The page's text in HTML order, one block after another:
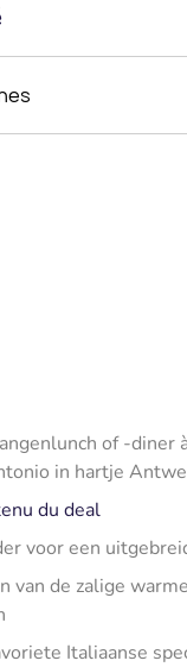
of -diner
in hartje
du deal
voor een
van de zalige
Italiaanse